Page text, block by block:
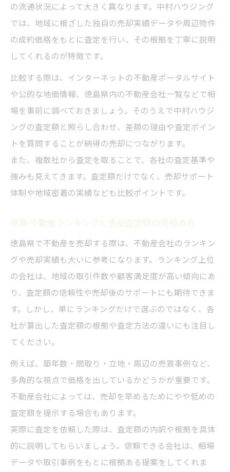
の流通状況によって大きく異なります。中村ハウジング
では、地域に根ざした独自の売却実績データや周辺物件
の成約価格をもとに査定を行い、その根拠を丁寧に説明
してくれるのが特徴です。
比較する際は、インターネットの不動産ポータルサイト
や公的な地価情報、徳島県内の不動産会社一覧などで相
場を事前に調べておきましょう。そのうえで中村ハウジ
ングの査定額と照らし合わせ、差額の理由や査定ポイン
トを質問することが納得の売却につながります。
また、複数社から査定を取ることで、各社の査定基準や
強みも見えてきます。査定額だけでなく、売却サポート
体制や地域密着の実績なども比較ポイントです。
徳島 不動産ランキングと売却査定額の見極め方
徳島県で不動産を売却する際は、不動産会社のランキン
グや売却実績も大いに参考になります。ランキング上位
の会社は、地域の取引件数や顧客満足度が高い傾向にあ
り、査定額の信頼性や売却後のサポートにも期待できま
す。しかし、単にランキングだけで選ぶのではなく、各
社が算出した査定額の根拠や査定方法の違いにも注目し
てください。
例えば、築年数・間取り・立地・周辺の売買事例など、
多角的な視点で価格を出しているかどうかが重要です。
不動産会社によっては、売却を早めるためにやや低めの
査定額を提示する場合もあります。
実際に査定を依頼した際は、査定額の内訳や根拠を具体
的に説明してもらいましょう。信頼できる会社は、相場
データや取引事例をもとに根拠ある提案をしてくれま